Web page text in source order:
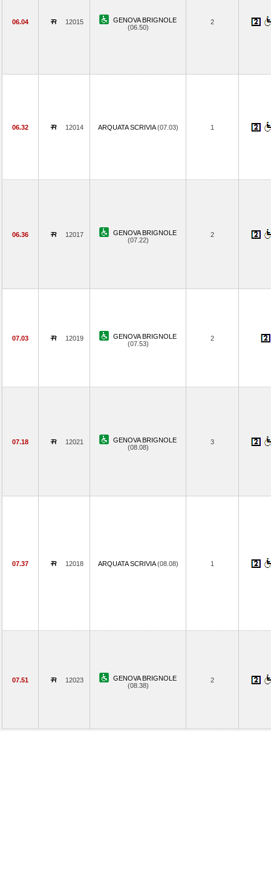
06.04 12015
GENOVA BRIGNOLE
(06.50)
2
06.32 12014 ARQUATA SCRIVIA(07.03) 1
06.36 12017
GENOVA BRIGNOLE
(07.22)
2
07.03 12019
GENOVA BRIGNOLE
(07.53)
2
07.18 12021
GENOVA BRIGNOLE
(08.08)
3
07.37 12018 ARQUATA SCRIVIA(08.08) 1
07.51 12023
GENOVA BRIGNOLE
(08.38)
2